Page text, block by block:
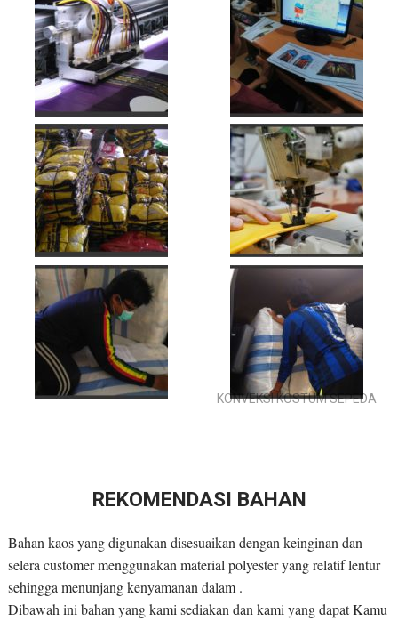
KONVEKSI KOSTUM SEPEDA
REKOMENDASI BAHAN
Bahan kaos yang digunakan disesuaikan dengan keinginan dan
selera customer menggunakan material polyester yang relatif lentur
sehingga menunjang kenyamanan dalam .
Dibawah ini bahan yang kami sediakan dan kami yang dapat Kamu